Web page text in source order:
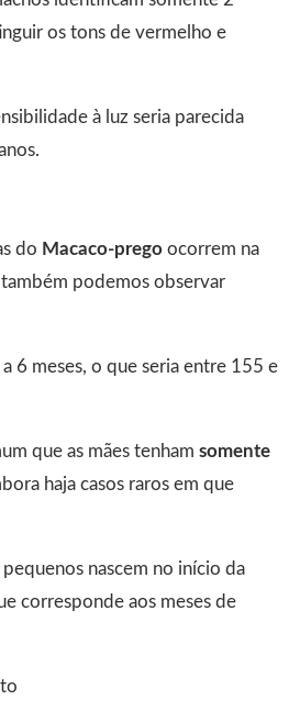
os tons de vermelho e
à luz seria parecida
do Macaco-prego ocorrem na
também podemos observar
6 meses, o que seria entre 155 e
que as mães tenham somente
haja casos raros em que
nascem no início da
corresponde aos meses de